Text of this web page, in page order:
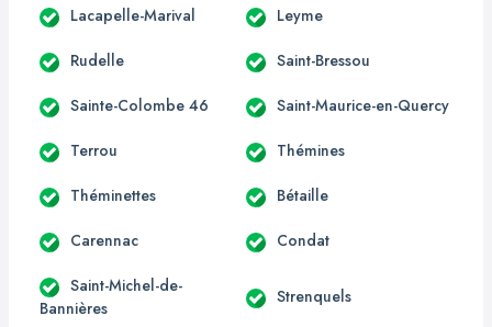
Lacapelle-Marival Leyme
Rudelle Saint-Bressou
Sainte-Colombe 46 Saint-Maurice-en-Quercy
Terrou Thémines
Théminettes Bétaille
Carennac Condat
Saint-Michel-de-
Bannières
Strenquels